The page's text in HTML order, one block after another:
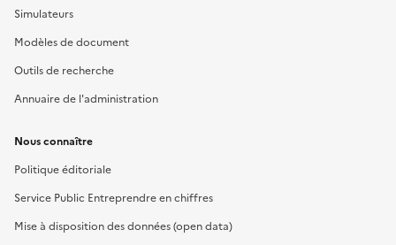
Simulateurs
Modèles de document
Outils de recherche
Annuaire de l'administration
Nous connaître
Politique éditoriale
Service Public Entreprendre en chiffres
Mise à disposition des données (open data)